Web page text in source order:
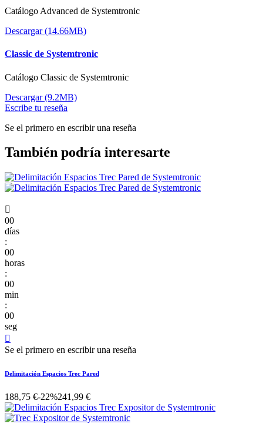
Catálogo Advanced de Systemtronic
Descargar (14.66MB)
Classic de Systemtronic
Catálogo Classic de Systemtronic
Descargar (9.2MB)
Escribe tu reseña
Se el primero en escribir una reseña
También podría interesarte

00
días
:
00
horas
:
00
min
:
00
seg

Se el primero en escribir una reseña
Delimitación Espacios Trec Pared
188,75 €-22%241,99 €